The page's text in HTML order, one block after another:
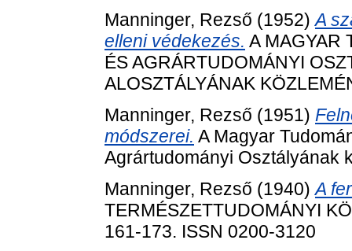
Manninger, Rezső (1952)A
elleni védekezés. A MAGYAR
ÉS AGRÁRTUDOMÁNYI
ALOSZTÁLYÁNAK
Manninger, Rezső (1951)
módszerei. A Magyar
Agrártudományi Osztályának
Manninger, Rezső (1940)A
TERMÉSZETTUDOMÁNYI
161-173. ISSN 0200-3120